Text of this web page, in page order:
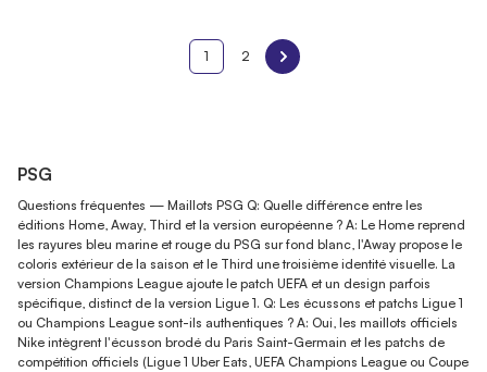
1 2
PSG
Questions fréquentes — Maillots PSG Q: Quelle différence entre les
éditions Home, Away, Third et la version européenne ? A: Le Home reprend
les rayures bleu marine et rouge du PSG sur fond blanc, l'Away propose le
coloris extérieur de la saison et le Third une troisième identité visuelle. La
version Champions League ajoute le patch UEFA et un design parfois
spécifique, distinct de la version Ligue 1. Q: Les écussons et patchs Ligue 1
ou Champions League sont-ils authentiques ? A: Oui, les maillots officiels
Nike intègrent l'écusson brodé du Paris Saint-Germain et les patchs de
compétition officiels (Ligue 1 Uber Eats, UEFA Champions League ou Coupe